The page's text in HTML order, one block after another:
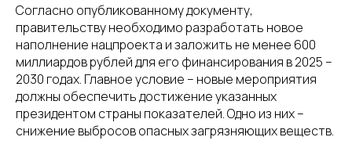
Согласно опубликованному документу,
правительству необходимо разработать новое
наполнение нацпроекта и заложить не менее 600
миллиардов рублей для его финансирования в 2025 –
2030 годах. Главное условие – новые мероприятия
должны обеспечить достижение указанных
президентом страны показателей. Одно из них –
снижение выбросов опасных загрязняющих веществ.